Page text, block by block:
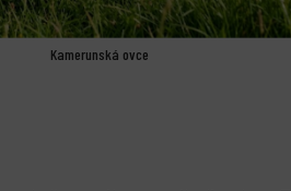
Kamerunská ovce